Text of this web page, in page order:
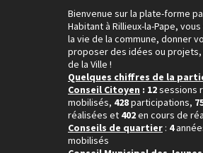
Bienvenue sur la plate-forme
Habitant à Rillieux-la-Pape,
la vie de la commune, donner
proposer des idées ou
de la Ville !
Quelques chiffres de la
Conseil Citoyen : 12sessions
mobilisés, 428participations,
réalisées et 402en cours de
Conseils de quartier : 4
mobilisés